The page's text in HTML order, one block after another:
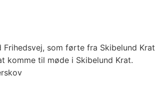
som førte fra Skibelund
komme til møde i Skibelund Krat.